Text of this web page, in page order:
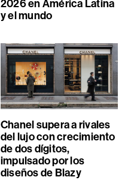
2026 en América Latina
y el mundo
Chanel supera a rivales
del lujo con crecimiento
de dos dígitos,
impulsado por los
diseños de Blazy